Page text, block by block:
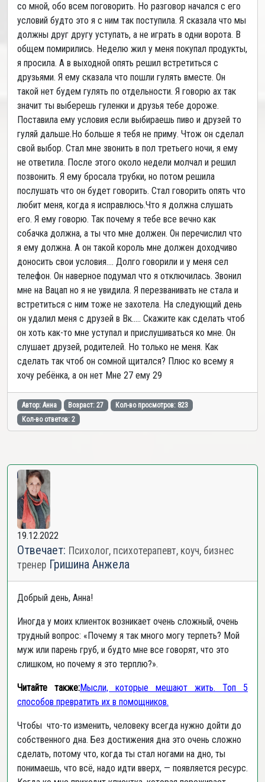
со мной, обо всем поговорить. Но разговор начался с его
условий будто это я с ним так поступила. Я сказала что мы
должны друг другу уступать, а не играть в одни ворота. В
общем помирились. Неделю жил у меня покупал продукты,
я просила. А в выходной опять решил встретиться с
друзьями. Я ему сказала что пошли гулять вместе. Он
такой нет будем гулять по отдельности. Я говорю ах так
значит ты выберешь гуленки и друзья тебе дороже.
Поставила ему условия если выбираешь пиво и друзей то
гуляй дальше.Но больше я тебя не приму. Чтож он сделал
свой выбор. Стал мне звонить в пол третьего ночи, я ему
не ответила. После этого около недели молчал и решил
позвонить. Я ему бросала трубки, но потом решила
послушать что он будет говорить. Стал говорить опять что
любит меня, когда я исправлюсь.Что я должна слушать
его. Я ему говорю. Так почему я тебе все вечно как
собачка должна, а ты что мне должен. Он перечислил что
я ему должна. А он такой король мне должен доходчиво
доносить свои условия.... Долго говорили и у меня сел
телефон. Он наверное подумал что я отключилась. Звонил
мне на Вацап но я не увидила. Я перезванивать не стала и
встретиться с ним тоже не захотела. На следующий день
он удалил меня с друзей в Вк..... Скажите как сделать чтоб
он хоть как-то мне уступал и прислушиваться ко мне. Он
слушает друзей, родителей. Но только не меня. Как
сделать так чтоб он сомной щитался? Плюс ко всему я
хочу ребёнка, а он нет Мне 27 ему 29
Автор: Анна Возраст: 27
Кол-во просмотров: 823
Кол-во ответов: 2
19.12.2022
Отвечает: Психолог, психотерапевт, коуч, бизнес
тренер Гришина Анжела
Добрый день, Анна!
Иногда у моих клиенток возникает очень сложный, очень
трудный вопрос: «Почему я так много могу терпеть? Мой
муж или парень груб, и будто мне все говорят, что это
слишком, но почему я это терплю?».
Читайте также:Мысли, которые мешают жить. Топ 5
способов превратить их в помощников.
Чтобы что-то изменить, человеку всегда нужно дойти до
собственного дна. Без достижения дна это очень сложно
сделать, потому что, когда ты стал ногами на дно, ты
понимаешь, что всё, надо идти вверх, — появляется ресурс.